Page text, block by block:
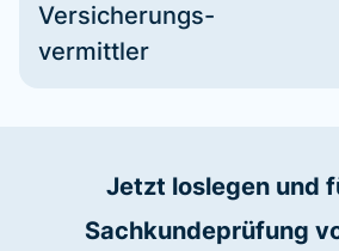
Versicherungs-
vermittler
Jetzt loslegen und
Sachkundeprüfung